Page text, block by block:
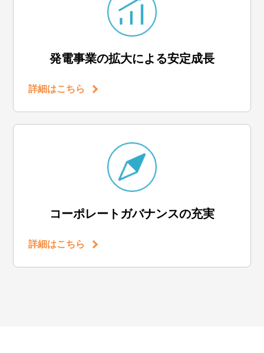
発電事業の拡大による安定成長
詳細はこちら
コーポレートガバナンスの充実
詳細はこちら